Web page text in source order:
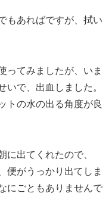
もあればですが、拭い
ってみましたが、いま
いで、出血しました。
トの水の出る角度が良
に出てくれたので、
がうっかり出てしま
にごともありませんで